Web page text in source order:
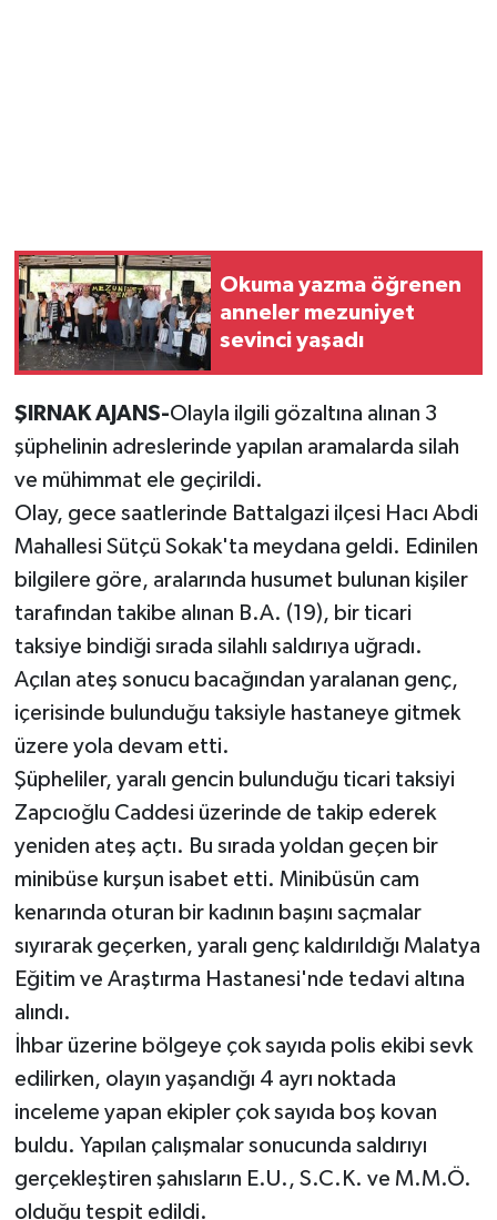
Okuma yazma öğrenen
anneler mezuniyet
sevinci yaşadı
ŞIRNAK AJANS-Olayla ilgili gözaltına alınan 3
şüphelinin adreslerinde yapılan aramalarda silah
ve mühimmat ele geçirildi.
Olay, gece saatlerinde Battalgazi ilçesi Hacı Abdi
Mahallesi Sütçü Sokak'ta meydana geldi. Edinilen
bilgilere göre, aralarında husumet bulunan kişiler
tarafından takibe alınan B.A. (19), bir ticari
taksiye bindiği sırada silahlı saldırıya uğradı.
Açılan ateş sonucu bacağından yaralanan genç,
içerisinde bulunduğu taksiyle hastaneye gitmek
üzere yola devam etti.
Şüpheliler, yaralı gencin bulunduğu ticari taksiyi
Zapcıoğlu Caddesi üzerinde de takip ederek
yeniden ateş açtı. Bu sırada yoldan geçen bir
minibüse kurşun isabet etti. Minibüsün cam
kenarında oturan bir kadının başını saçmalar
sıyırarak geçerken, yaralı genç kaldırıldığı Malatya
Eğitim ve Araştırma Hastanesi'nde tedavi altına
alındı.
İhbar üzerine bölgeye çok sayıda polis ekibi sevk
edilirken, olayın yaşandığı 4 ayrı noktada
inceleme yapan ekipler çok sayıda boş kovan
buldu. Yapılan çalışmalar sonucunda saldırıyı
gerçekleştiren şahısların E.U., S.C.K. ve M.M.Ö.
olduğu tespit edildi.